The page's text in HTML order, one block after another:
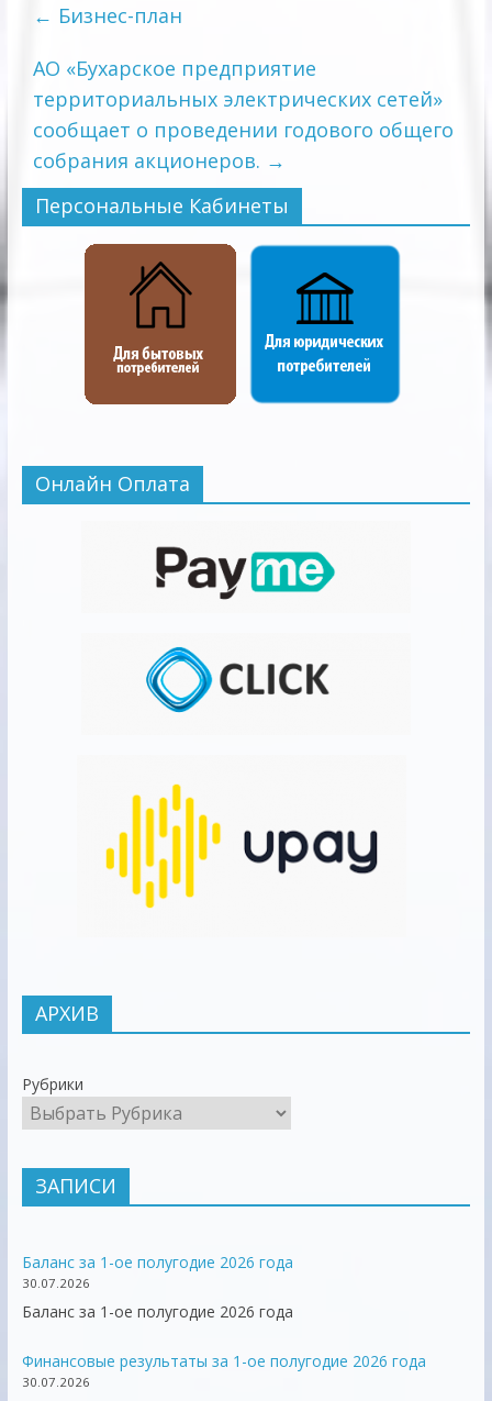
← Бизнес-план
АО «Бухарское предприятие
территориальных электрических сетей»
сообщает о проведении годового общего
собрания акционеров. →
Персональные Кабинеты
Онлайн Оплата
АРХИВ
Рубрики
ЗАПИСИ
Баланс за 1-ое полугодие 2026 года
30.07.2026
Баланс за 1-ое полугодие 2026 года
Финансовые результаты за 1-ое полугодие 2026 года
30.07.2026